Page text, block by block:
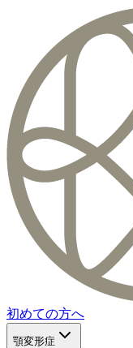
初めての方へ
顎変形症